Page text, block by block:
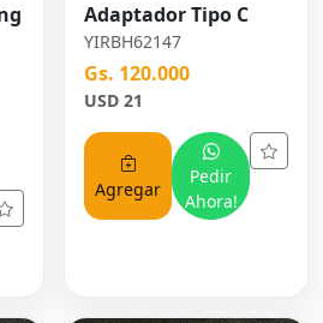
Adaptador Tipo C
YIRBH62147
Gs. 120.000
USD 21
Agregar
Pedir
Ahora!